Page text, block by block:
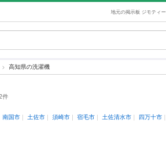
地元の掲示板 ジモティー
高知県の洗濯機
件
南国市 土佐市 須崎市 宿毛市 土佐清水市 四万十市